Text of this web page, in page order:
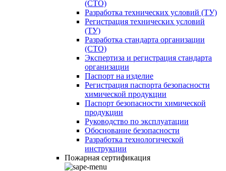
(СТО)
Разработка технических условий (ТУ)
Регистрация технических условий
(ТУ)
Разработка стандарта организации
(СТО)
Экспертиза и регистрация стандарта
организации
Паспорт на изделие
Регистрация паспорта безопасности
химической продукции
Паспорт безопасности химической
продукции
Руководство по эксплуатации
Обоснование безопасности
Разработка технологической
инструкции
Пожарная сертификация